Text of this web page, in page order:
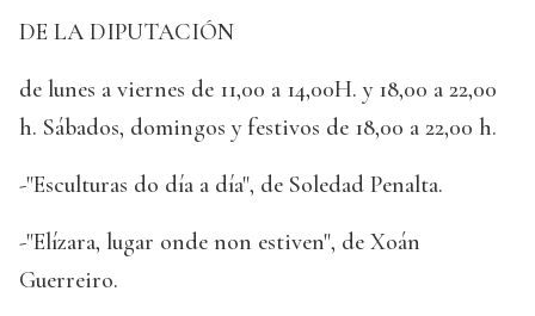
DE LA DIPUTACIÓN
de lunes a viernes de 11,00 a 14,00H. y 18,00 a 22,00
h. Sábados, domingos y festivos de 18,00 a 22,00 h.
-"Esculturas do día a día", de Soledad Penalta.
-"Elízara, lugar onde non estiven", de Xoán
Guerreiro.